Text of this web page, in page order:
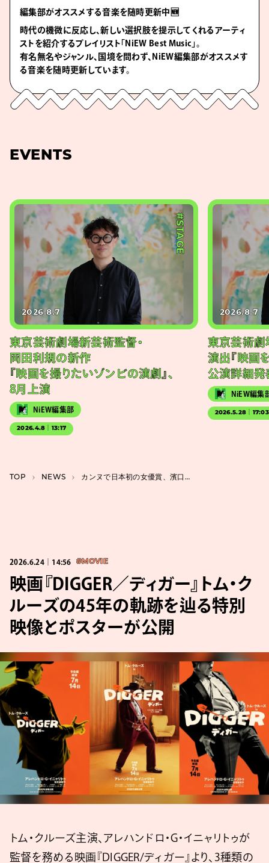
編集部がオススメする音楽を随時更新中🆕
時代の機微に反応し、新しい選択肢を提示してくれるアーティ
ストを紹介するプレイリスト「NiEW Best Music」。
有名無名やジャンル、国境を問わず、NiEW編集部がオススメす
る音楽を随時更新しています。
EVENTS
#STAGE
2026.8.7
東京芸術劇場新芸術監督・
岡田利規の新作
『映画を撮りたいゾンビの演劇』、
8月上演
NiEW編集部
2026.4.8｜13:17
2026.8.7
東京芸術劇
演出『映画
公演詳細発
NiEW編集
2026.5.28｜17:03
TOP NEWS カンヌで日本初の女優賞、濱口竜介監督の映画『急に具合が悪くなる』メイキング映像＆写真公開
2026.6.24｜14:56 #MOVIE
映画『DIGGER／ディガー』トム・ク
ルーズの45年の軌跡を辿る特別
映像とポスターが公開
トム・クルーズ主演、アレハンドロ・G・イニャリトゥが
監督を務める映画『DIGGER/ディガー』より、3種類の